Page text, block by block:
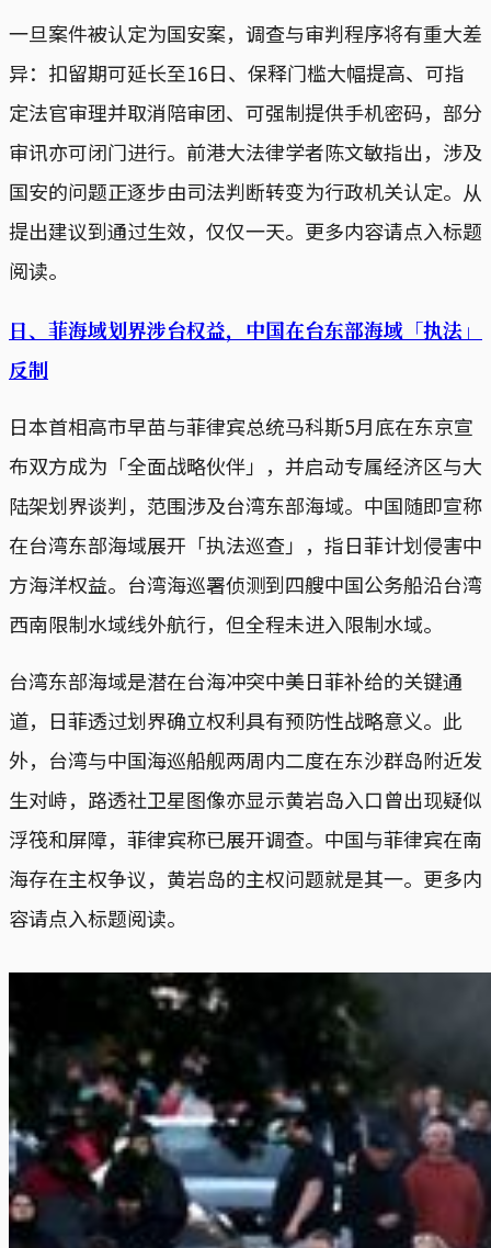
一旦案件被认定为国安案，调查与审判程序将有重大差
异：扣留期可延长至16日、保释门槛大幅提高、可指
定法官审理并取消陪审团、可强制提供手机密码，部分
审讯亦可闭门进行。前港大法律学者陈文敏指出，涉及
国安的问题正逐步由司法判断转变为行政机关认定。从
提出建议到通过生效，仅仅一天。更多内容请点入标题
阅读。
日、菲海域划界涉台权益，中国在台东部海域「执法」
反制
日本首相高市早苗与菲律宾总统马科斯5月底在东京宣
布双方成为「全面战略伙伴」，并启动专属经济区与大
陆架划界谈判，范围涉及台湾东部海域。中国随即宣称
在台湾东部海域展开「执法巡查」，指日菲计划侵害中
方海洋权益。台湾海巡署侦测到四艘中国公务船沿台湾
西南限制水域线外航行，但全程未进入限制水域。
台湾东部海域是潜在台海冲突中美日菲补给的关键通
道，日菲透过划界确立权利具有预防性战略意义。此
外，台湾与中国海巡船舰两周内二度在东沙群岛附近发
生对峙，路透社卫星图像亦显示黄岩岛入口曾出现疑似
浮筏和屏障，菲律宾称已展开调查。中国与菲律宾在南
海存在主权争议，黄岩岛的主权问题就是其一。更多内
容请点入标题阅读。